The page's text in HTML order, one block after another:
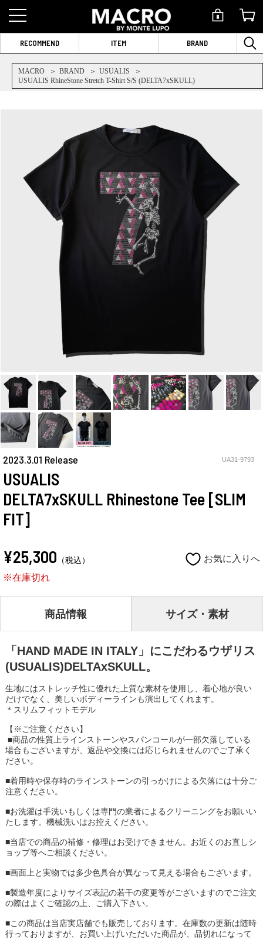
RECOMMEND ITEM BRAND
MACRO BRAND
USUALIS
USUALIS RhineStone Stretch T-Shirt S/S (DELTA7xSKULL)
2023.3.01 Release UA31-9793
USUALIS
DELTA7xSKULL Rhinestone Tee [SLIM
FIT]
¥25,300 （税込）
お気に入りへ
※在庫切れ
商品情報 サイズ・素材
「HAND MADE IN ITALY」にこだわるウザリス
(USUALIS)DELTAxSKULL。
生地にはストレッチ性に優れた上質な素材を使用し、着心地が良い
だけでなく、美しいボディーラインも演出してくれます。
＊スリムフィットモデル
【※ご注意ください】
■商品の性質上ラインストーンやスパンコールが一部欠落している
場合もございますが、返品や交換には応じられませんのでご了承く
ださい。
■着用時や保存時のラインストーンの引っかけによる欠落には十分ご
注意ください。
■お洗濯は手洗いもしくは専門の業者によるクリーニングをお願いい
たします。機械洗いはお控えください。
■当店での商品の補修・修理はお受けできません。お近くのお直しシ
ョップ等へご相談ください。
■画面上と実物では多少色具合が異なって見える場合もございます。
■製造年度によりサイズ表記の若干の変更等がございますのでご注文
の際はよくご確認の上、ご購入下さい。
■この商品は当店実店舗でも販売しております。在庫数の更新は随時
行っておりますが、お買い上げいただいた商品が、品切れになって